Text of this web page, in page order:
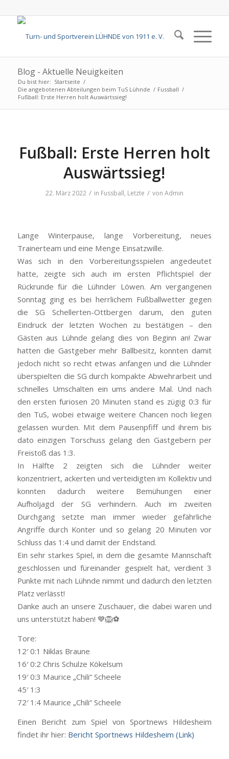
Blog - Aktuelle Neuigkeiten
Du bist hier: Startseite /
Die angebotenen Abteilungen beim TuS Lühnde / Fussball /
Fußball: Erste Herren holt Auswärtssieg!
Fußball: Erste Herren holt
Auswärtssieg!
22. März 2022 / in Fussball, Letzte / von Admin
Lange Winterpause, lange Vorbereitung, neues
Trainerteam und eine Menge Einsatzwille.
Was sich in den Vorbereitungsspielen angedeutet
hatte, zeigte sich auch im ersten Pflichtspiel der
Rückrunde für die Lühnder Löwen. Am vergangenen
Sonntag ging es bei herrlichem Fußballwetter gegen
die SG Schellerten-Ottbergen darum, den guten
Eindruck der letzten Wochen zu bestätigen – den
Gästen aus Lühnde gelang dies von Beginn an! Zwar
hatten die Gastgeber mehr Ballbesitz, konnten damit
jedoch nicht so recht etwas anfangen und die Lühnder
überspielten die SG durch kompakte Abwehrarbeit und
schnelles Umschalten ein ums andere Mal. Und nach
den ersten furiosen 20 Minuten stand es zügig 0:3 für
den TuS, wobei etwaige weitere Chancen noch liegen
gelassen wurden. Mit dem Pausenpfiff und ihrem bis
dato einzigen Torschuss gelang den Gastgebern per
Freistoß das 1:3.
In Hälfte 2 zeigten sich die Lühnder weiter
konzentriert, ackerten und verteidigten im Kollektiv und
konnten dadurch weitere Bemühungen einer
Aufholjagd der SG verhindern. Auch im zweiten
Durchgang setzte man immer wieder gefährliche
Angriffe durch Konter und so gelang 20 Minuten vor
Schluss das 1:4 und damit der Endstand.
Ein sehr starkes Spiel, in dem die gesamte Mannschaft
geschlossen und füreinander gespielt hat, verdient 3
Punkte mit nach Lühnde nimmt und dadurch den letzten
Platz verlässt!
Danke auch an unsere Zuschauer, die dabei waren und
uns unterstützt haben! 💙🦁⚽
Tore:
12′ 0:1 Niklas Braune
16′ 0:2 Chris Schulze Kökelsum
19′ 0:3 Maurice „Chili“ Scheele
45′ 1:3
72′ 1:4 Maurice „Chili“ Scheele
Einen Bericht zum Spiel von Sportnews Hildesheim
findet ihr hier: Bericht Sportnews Hildesheim (Link)